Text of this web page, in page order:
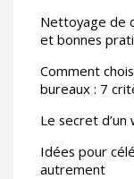
Nettoyage de
et bonnes
Comment
bureaux : 7
Le secret
Idées pour
autrement